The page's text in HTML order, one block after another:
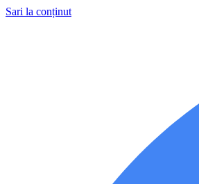
Sari la conținut